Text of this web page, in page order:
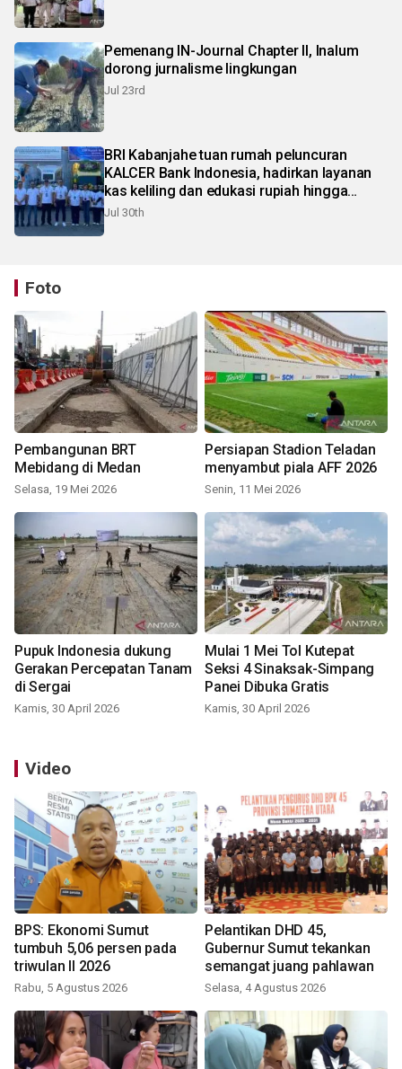
Pemenang IN-Journal Chapter II, Inalum
dorong jurnalisme lingkungan
Jul 23rd
BRI Kabanjahe tuan rumah peluncuran
KALCER Bank Indonesia, hadirkan layanan
kas keliling dan edukasi rupiah hingga
pelosok Karo
Jul 30th
Foto
Pembangunan BRT
Mebidang di Medan
Selasa, 19 Mei 2026
Persiapan Stadion Teladan
menyambut piala AFF 2026
Senin, 11 Mei 2026
Pupuk Indonesia dukung
Gerakan Percepatan Tanam
di Sergai
Kamis, 30 April 2026
Mulai 1 Mei Tol Kutepat
Seksi 4 Sinaksak-Simpang
Panei Dibuka Gratis
Kamis, 30 April 2026
Video
BPS: Ekonomi Sumut
tumbuh 5,06 persen pada
triwulan II 2026
Rabu, 5 Agustus 2026
Pelantikan DHD 45,
Gubernur Sumut tekankan
semangat juang pahlawan
Selasa, 4 Agustus 2026